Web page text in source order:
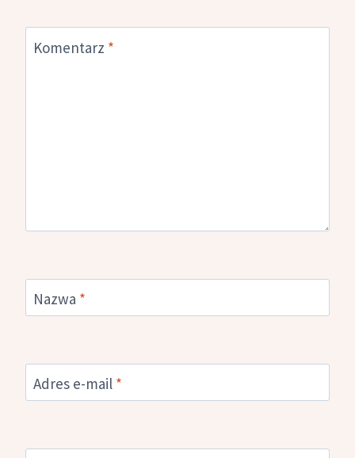
Komentarz *
Nazwa *
Adres e-mail *